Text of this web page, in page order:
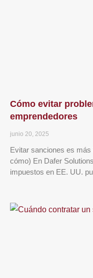
Cómo evitar
emprendedores
junio 20, 2025
Evitar sanciones es
cómo) En Dafer
impuestos en EE. UU.